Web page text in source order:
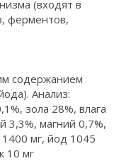
(входят в
ферментов,
содержанием
Анализ:
зола 28%, влага
3,3%, магний 0,7%,
мг, йод 1045
10 мг